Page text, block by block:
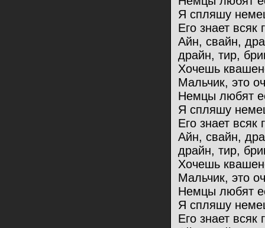
Я спляшу
Его знает всяк
Айн, свайн,
драйн, тир,
Хочешь
Мальчик, это
Немцы любят
Я спляшу
Его знает всяк
Айн, свайн,
драйн, тир,
Хочешь
Мальчик, это
Немцы любят
Я спляшу
Его знает всяк